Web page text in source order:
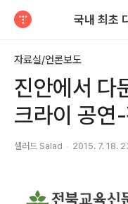
자료실/언론보도
진안에서 다
크라이 공연
샐러드 Salad 2015. 7. 18.